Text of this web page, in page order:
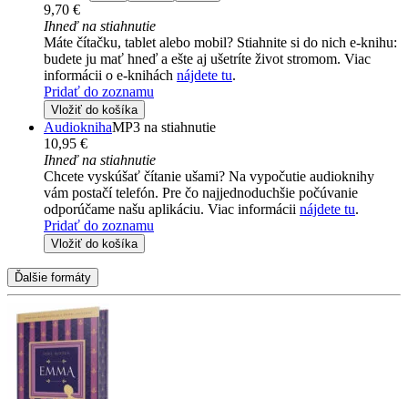
9,70 €
Ihneď na stiahnutie
Máte čítačku, tablet alebo mobil? Stiahnite si do nich e-knihu:
budete ju mať hneď a ešte aj ušetríte život stromom. Viac
informácii o e-knihách nájdete tu.
Pridať do zoznamu
Vložiť do košíka
AudioknihaMP3 na stiahnutie
10,95 €
Ihneď na stiahnutie
Chcete vyskúšať čítanie ušami? Na vypočutie audioknihy
vám postačí telefón. Pre čo najjednoduchšie počúvanie
odporúčame našu aplikáciu. Viac informácii nájdete tu.
Pridať do zoznamu
Vložiť do košíka
Ďalšie formáty